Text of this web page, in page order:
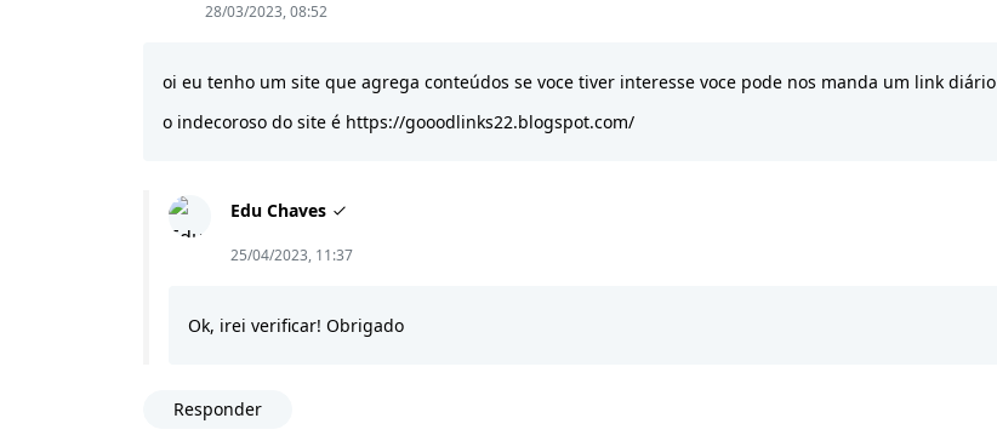
28/03/2023, 08:52
oi eu tenho um site que agrega conteúdos se voce tiver interesse voce pode nos manda um link diário
o indecoroso do site é https://gooodlinks22.blogspot.com/
Edu Chaves
25/04/2023, 11:37
Ok, irei verificar! Obrigado
Responder